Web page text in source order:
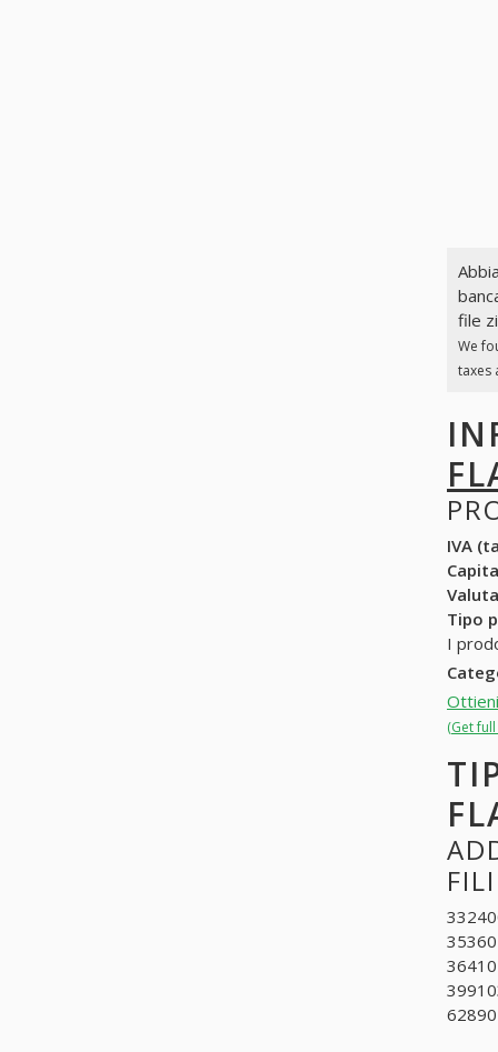
file
We
taxes
IVA
Tipo
I
(Get